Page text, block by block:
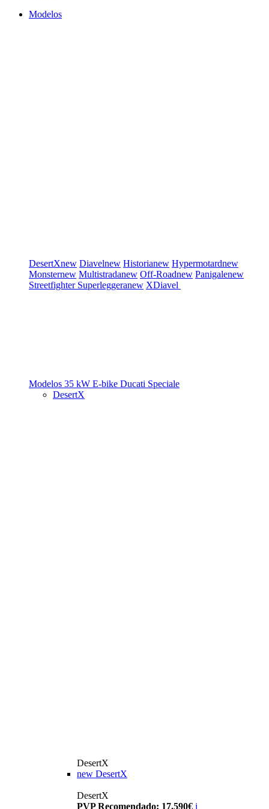
Modelos
DesertXnew Diavelnew Historianew Hypermotardnew
Monsternew Multistradanew Off-Roadnew Panigalenew
Streetfighter Superleggeranew XDiavel
Modelos 35 kW E-bike Ducati Speciale
DesertX
DesertX
new DesertX
DesertX
PVP Recomendado: 17.590€ i